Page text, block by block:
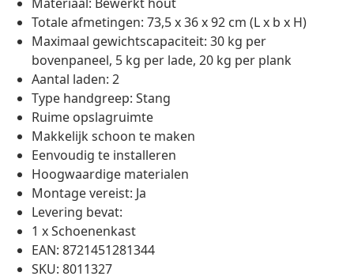
Totale afmetingen: 73,5 x 36 x 92 cm (L x b x H)
Maximaal gewichtscapaciteit: 30 kg per
bovenpaneel, 5 kg per lade, 20 kg per plank
Aantal laden: 2
Type handgreep: Stang
Ruime opslagruimte
Makkelijk schoon te maken
Eenvoudig te installeren
Hoogwaardige materialen
Montage vereist: Ja
Levering bevat:
1 x Schoenenkast
EAN: 8721451281344
SKU: 8011327